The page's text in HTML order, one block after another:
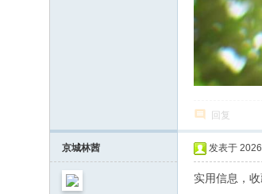
回复
京城林茜 发表于
实用信息，收